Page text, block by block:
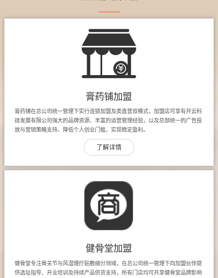
膏药铺加盟
膏药铺在总公司统一管理下实行连锁加盟及类直营双模式，加盟店可享有开云科
技发展有限公司强大的品牌资源、丰富的运营管理经验，以及总部统一的广告投
放与营销策略支持，降低个人创业门槛，实现稳定盈利。
了解详情
健骨堂加盟
健骨堂专注骨关节与风湿理疗贴敷细分领域，在总公司统一管理下向加盟伙伴提
供选址指导、开业培训及持续产品供货支持，所有门店均可共享健骨堂品牌影响